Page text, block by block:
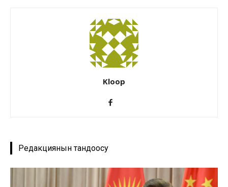
Kloop
Редакциянын тандоосу